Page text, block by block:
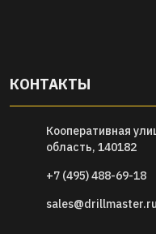
КОНТАКТЫ
Кооперативная
область, 140182
+7 (495) 488-69-18
sales@drillmaster.ru